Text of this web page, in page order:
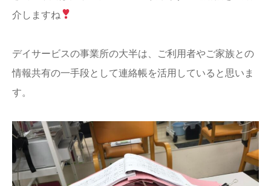
介しますね
デイサービスの事業所の大半は、ご利用者やご家族との
情報共有の一手段として連絡帳を活用していると思いま
す。